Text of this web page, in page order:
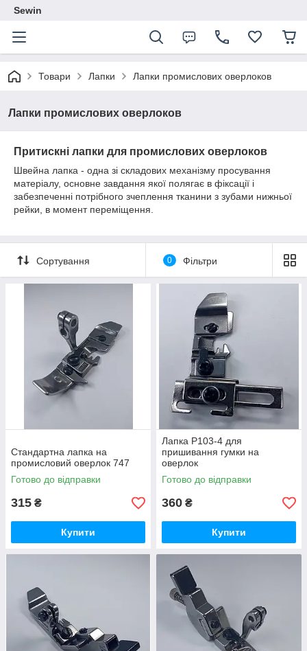
Sewin
Товари Лапки Лапки промислових оверлоков
Лапки промислових оверлоков
Притискні лапки для промислових оверлоков
Швейна лапка - одна зі складових механізму просування
матеріалу, основне завдання якої полягає в фіксації і
забезпеченні потрібного зчеплення тканини з зубами нижньої
рейки, в момент переміщення.
Сортування 0 Фільтри
Стандартна лапка на
промисловий оверлок 747
Готово до відправки
315 ₴
Купити
Лапка P103-4 для
пришивання гумки на
оверлок
Готово до відправки
360 ₴
Купити